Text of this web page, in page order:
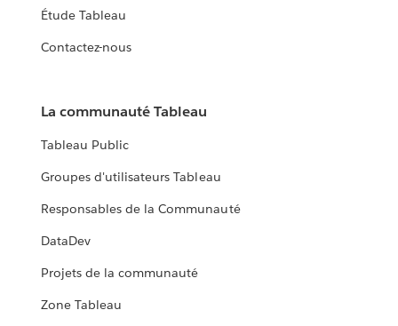
Étude Tableau
Contactez-nous
La communauté Tableau
Tableau Public
Groupes d'utilisateurs Tableau
Responsables de la Communauté
DataDev
Projets de la communauté
Zone Tableau